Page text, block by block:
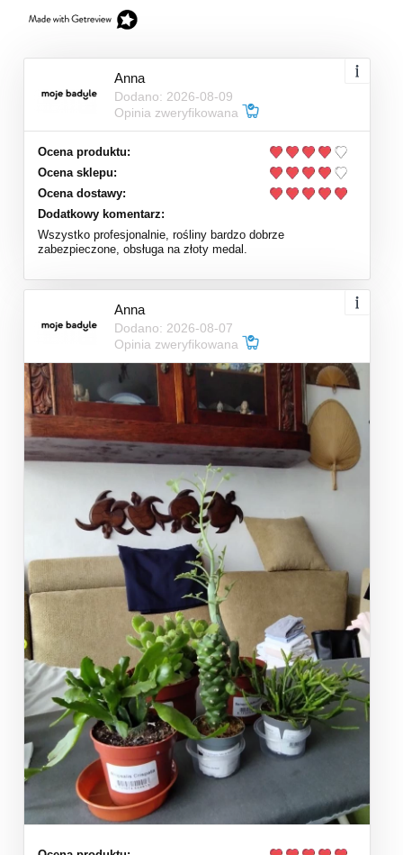
Anna
Dodano: 2026-08-09
Opinia zweryfikowana
Ocena produktu:
Ocena sklepu:
Ocena dostawy:
Dodatkowy komentarz:
Wszystko profesjonalnie, rośliny bardzo dobrze
zabezpieczone, obsługa na złoty medal.
Anna
Dodano: 2026-08-07
Opinia zweryfikowana